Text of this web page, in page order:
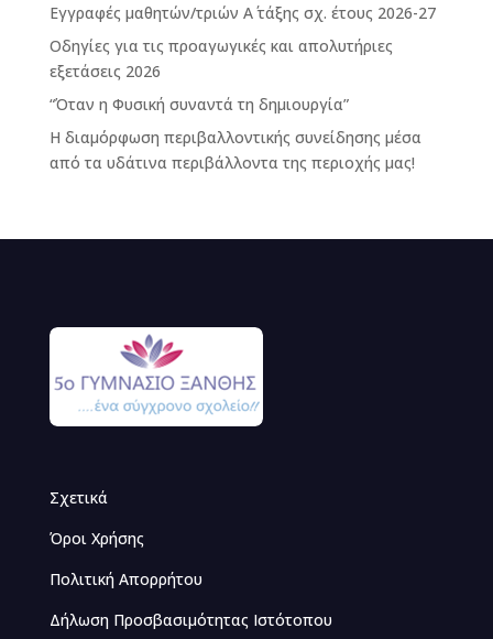
Εγγραφές μαθητών/τριών Α΄ τάξης σχ. έτους 2026-27
Οδηγίες για τις προαγωγικές και απολυτήριες
εξετάσεις 2026
“Όταν η Φυσική συναντά τη δημιουργία”
Η διαμόρφωση περιβαλλοντικής συνείδησης μέσα
από τα υδάτινα περιβάλλοντα της περιοχής μας!
Σχετικά
Όροι Χρήσης
Πολιτική Απορρήτου
Δήλωση Προσβασιμότητας Ιστότοπου